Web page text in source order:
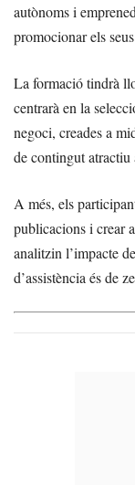
autònoms i
promocionar els
La formació tindrà
centrarà en la
negoci, creades a
de contingut
A més, els
publicacions i crear
analitzin l’impacte
d’assistència és de